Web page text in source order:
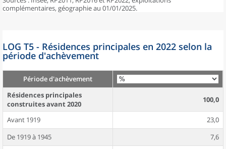
complémentaires, géographie au 01/01/2025.
LOG T5 - Résidences principales en 2022 selon la
période d'achèvement
Période d'achèvement
Résidences principales
construites avant 2020
100,0
Avant 1919
23,0
De 1919 à 1945
7,6